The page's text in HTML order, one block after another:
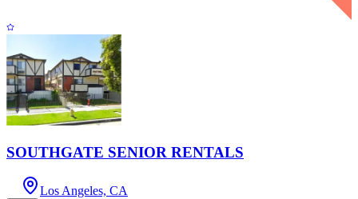
SOUTHGATE SENIOR RENTALS
Los Angeles, CA